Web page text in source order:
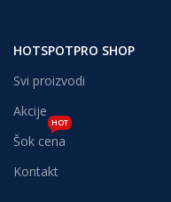
HOTSPOTPRO SHOP
Svi proizvodi
Akcije
Šok cena
HOT
Kontakt